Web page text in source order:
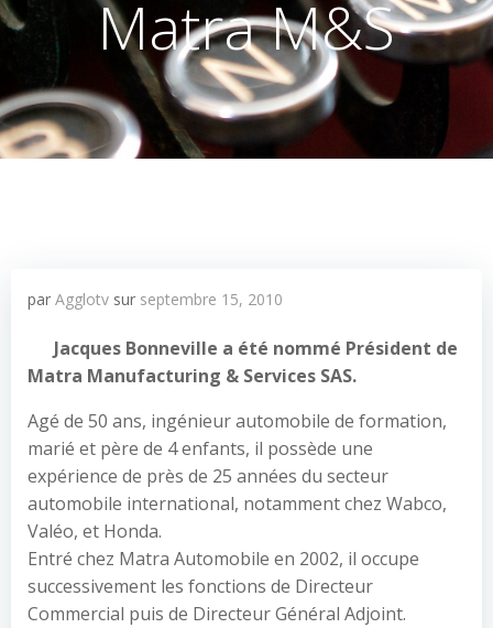
Matra M&S
par Agglotv sur septembre 15, 2010
Jacques Bonneville a été nommé Président de
Matra Manufacturing & Services SAS.
Agé de 50 ans, ingénieur automobile de formation,
marié et père de 4 enfants, il possède une
expérience de près de 25 années du secteur
automobile international, notamment chez Wabco,
Valéo, et Honda.
Entré chez Matra Automobile en 2002, il occupe
successivement les fonctions de Directeur
Commercial puis de Directeur Général Adjoint.